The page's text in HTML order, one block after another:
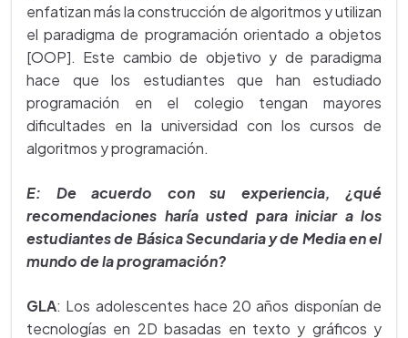
enfatizan más la construcción de algoritmos y utilizan
el paradigma de programación orientado a objetos
[OOP]. Este cambio de objetivo y de paradigma
hace que los estudiantes que han estudiado
programación en el colegio tengan mayores
dificultades en la universidad con los cursos de
algoritmos y programación.
E: De acuerdo con su experiencia, ¿qué
recomendaciones haría usted para iniciar a los
estudiantes de Básica Secundaria y de Media en el
mundo de la programación?
GLA: Los adolescentes hace 20 años disponían de
tecnologías en 2D basadas en texto y gráficos y